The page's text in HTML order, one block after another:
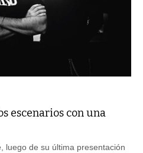
escenarios con una
luego de su última presentación